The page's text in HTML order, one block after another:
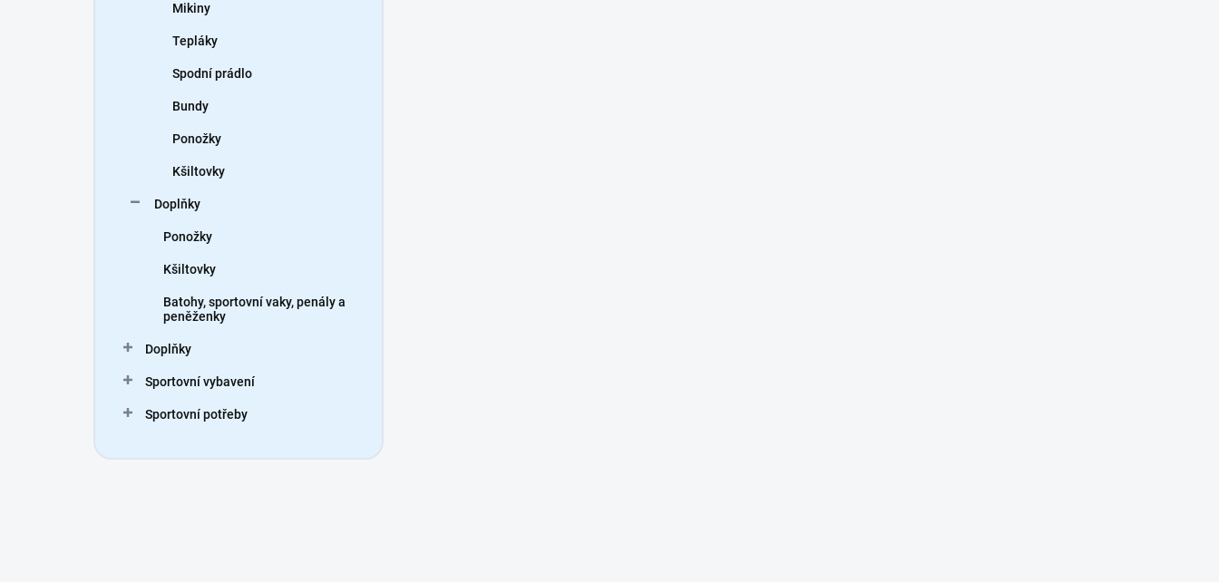
Mikiny
Tepláky
Spodní prádlo
Bundy
Ponožky
Kšiltovky
Doplňky
Ponožky
Kšiltovky
Batohy, sportovní vaky, penály a
peněženky
Doplňky
Sportovní vybavení
Sportovní potřeby